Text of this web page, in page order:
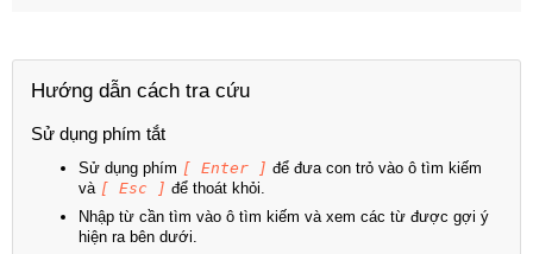
Hướng dẫn cách tra cứu
Sử dụng phím tắt
Sử dụng phím [ Enter ] để đưa con trỏ vào ô tìm kiếm
và [ Esc ] để thoát khỏi.
Nhập từ cần tìm vào ô tìm kiếm và xem các từ được gợi ý
hiện ra bên dưới.